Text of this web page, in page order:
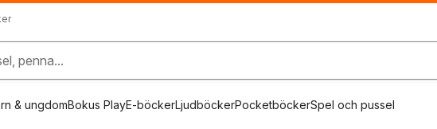
penna...
& ungdomBokus PlayE-böckerLjudböckerPocketböckerSpel och pussel